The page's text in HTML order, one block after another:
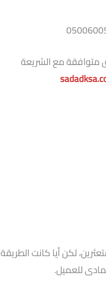
متوافقة مع الشريعة
لكن أيا كانت الطريقة
للعميل.